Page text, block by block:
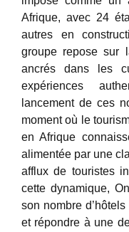
Afrique, avec 24
autres en
groupe repose sur
ancrés dans les
expériences
lancement de ces
moment où le
en Afrique
alimentée par une
afflux de touristes
cette dynamique,
son nombre
et répondre à une